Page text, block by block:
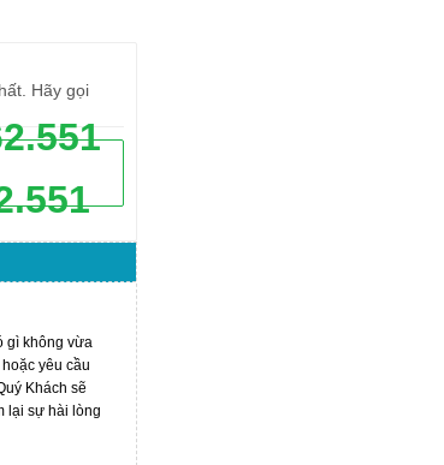
Hãy gọi
gì không vừa
yêu cầu
Khách sẽ
lại sự hài lòng